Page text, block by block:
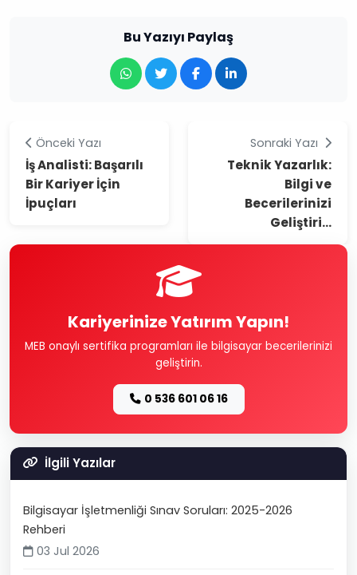
Bu Yazıyı Paylaş
Önceki Yazı
İş Analisti: Başarılı
Bir Kariyer İçin
İpuçları
Sonraki Yazı
Teknik Yazarlık:
Bilgi ve
Becerilerinizi
Geliştiri...
Kariyerinize Yatırım Yapın!
MEB onaylı sertifika programları ile bilgisayar becerilerinizi
geliştirin.
0 536 601 06 16
İlgili Yazılar
Bilgisayar İşletmenliği Sınav Soruları: 2025-2026
Rehberi
03 Jul 2026